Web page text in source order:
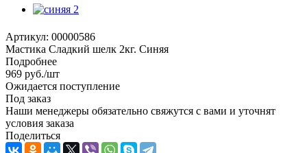
Артикул: 00000586
Мастика Сладкий шелк 2кг. Синяя
Подробнее
969 руб./шт
Ожидается поступление
Под заказ
Наши менеджеры обязательно свяжутся с вами и уточнят
условия заказа
Поделиться